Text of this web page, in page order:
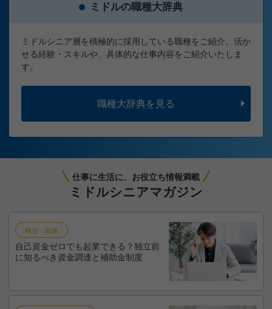
ミドルの職種大辞典
ミドルシニア層を積極的に採用している職種をご紹介。活か
せる経験・スキルや、具体的な仕事内容をご紹介いたしま
す。
職種大辞典を見る
仕事に生活に、お役立ち情報満載
ミドルシニアマガジン
独立・起業
自己資金ゼロでも起業できる？独立前
に知るべき資金調達と補助金制度